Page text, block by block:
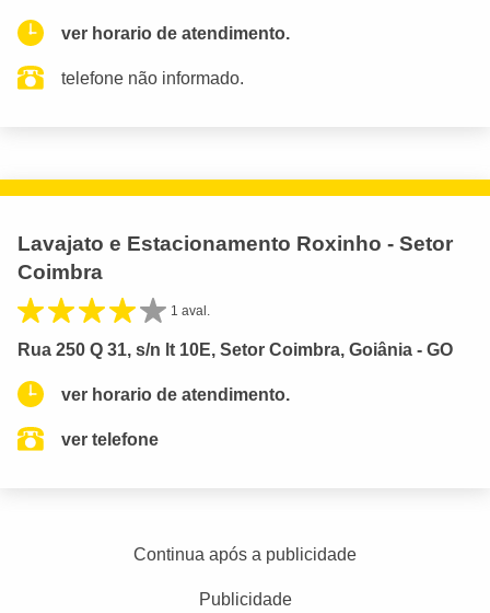
ver horario de atendimento.
telefone não informado.
Lavajato e Estacionamento Roxinho - Setor
Coimbra
1 aval.
Rua 250 Q 31, s/n lt 10E, Setor Coimbra, Goiânia - GO
ver horario de atendimento.
ver telefone
Continua após a publicidade
Publicidade